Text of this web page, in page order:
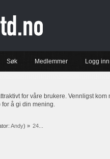
Søk Medlemmer Logg inn
for våre brukere. Vennligst
å gi din mening.
Andy) » 24...